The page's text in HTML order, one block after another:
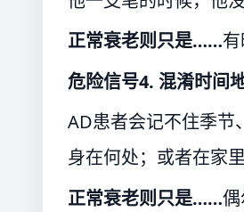
正常衰老则只是……
危险信号4. 混淆时间
AD患者会记不住季节
身在何处；或者在家
正常衰老则只是……